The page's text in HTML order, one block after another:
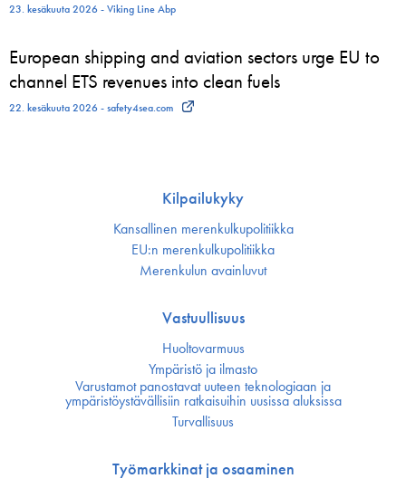
23. kesäkuuta 2026 - Viking Line Abp
European shipping and aviation sectors urge EU to
channel ETS revenues into clean fuels
22. kesäkuuta 2026 - safety4sea.com
Kilpailukyky
Kansallinen merenkulku­politiikka
EU:n merenkulku­politiikka
Merenkulun avainluvut
Vastuullisuus
Huoltovarmuus
Ympäristö ja ilmasto
Varustamot panostavat uuteen teknologiaan ja
ympäristöystävällisiin ratkaisuihin uusissa aluksissa
Turvallisuus
Työmarkkinat ja osaaminen